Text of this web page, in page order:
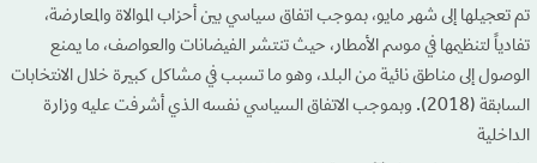
تم تعجيلها إلى شهر مايو، بموجب اتفاق سياسي بين أحزاب الموالاة والمعارضة،
تفادياً لتنظيمها في موسم الأمطار، حيث تنتشر الفيضانات والعواصف، ما يمنع
الوصول إلى مناطق نائية من البلد، وهو ما تسبب في مشاكل كبيرة خلال الانتخابات
السابقة (2018). وبموجب الاتفاق السياسي نفسه الذي أشرفت عليه وزارة
الداخلية